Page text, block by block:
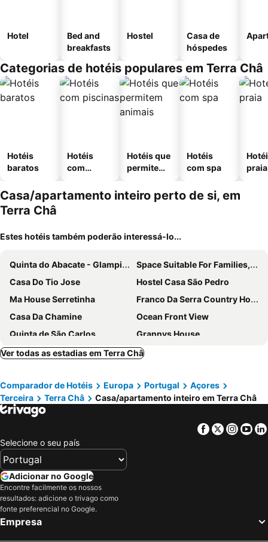
Hotel
Bed and
breakfasts
Hostel
Casa de
hóspedes
Categorias de hotéis populares em Terra Châ
Hotéis
baratos
Hotéis
com
Hotéis que
permitem
Hotéis
com spa
praia
Casa/apartamento inteiro perto de si, em
Terra Châ
Estes hotéis também poderão interessá-lo...
Quinta do Abacate - Glamping Park
Space Suitable For Families, With Gardens, Horticultural Products, Seasonal Fruits
Casa Do Tio Jose
Hostel Casa São Pedro
Ma House Serretinha
Franco Da Serra Country House
Casa Da Chamine
Ocean Front View
Quinta de São Carlos
Grannys House
Casa Da Fontinha
Sun-suite Vista Oceano E Tranquillità
Angra Downtown
Lost In Terceira - Where You Want To Be!
Casa Dos Rios
Casa São Salvador
Apartamento acolhedor no centro da cidade, com pátio privado.
One Of The Best Bargains On .
Ilheus A Vista
Downtown Praia da Vitória AL
Casa Do Porto
Casa Dos Biscoitos
Recanto dos Sonhos
Ver todas as estadias em Terra Châ
Comparador de Hotéis Europa Portugal
Açores
Terceira
Terra Châ Casa/apartamento inteiro em Terra Châ
Facebook
Twitter
Selecione o seu país
Adicionar no Google
Encontre facilmente os nossos
resultados: adicione o trivago como
fonte preferencial no Google.
Empresa